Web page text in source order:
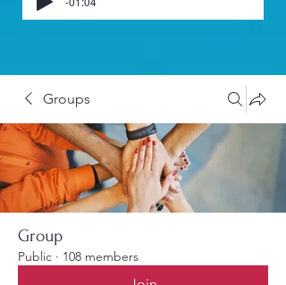
Groups
Group
Public · 108 members